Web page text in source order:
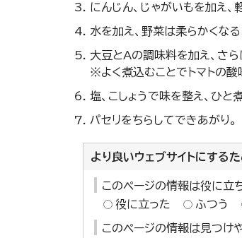
にんじん、じゃがいもを加え、
水を加え、野菜は柔らかくなる
大豆とAの調味料を加え、さら
※よく煮込むことでトマトの酸
塩、こしょうで味を整え、ひと
パセリをちらしてできあがり。
より良いウェブサイトにする
このページの情報は役に立
役に立った
ふつう
このページの情報は見つけ